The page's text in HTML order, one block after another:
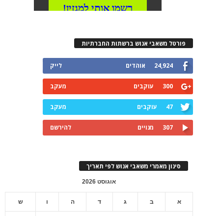
פורטל משאבי אנוש ברשתות החברתיות
24,924 אוהדים לייק
300 עוקבים מעקב
47 עוקבים מעקב
307 מנויים להירשם
סינון מאמרי משאבי אנוש לפי תאריך
אוגוסט 2026
א ב ג ד ה ו ש